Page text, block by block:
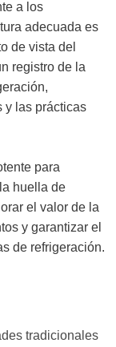
a los
adecuada es
de vista del
registro de la
y las prácticas
para
huella de
el valor de la
y garantizar el
de refrigeración.
tradicionales